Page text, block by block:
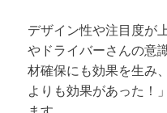
デザイン性や注目度が
やドライバーさんの意
材確保にも効果を生み
よりも効果があった！